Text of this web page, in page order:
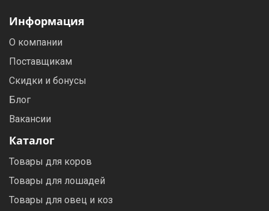
Информация
О компании
Поставщикам
Скидки и бонусы
Блог
Вакансии
Каталог
Товары для коров
Товары для лошадей
Товары для овец и коз